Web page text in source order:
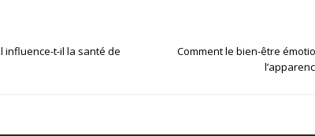
influence-t-il la santé de
Comment le bien-être